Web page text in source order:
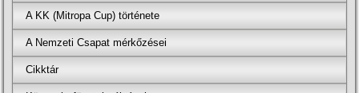
A KK (Mitropa Cup) története
A Nemzeti Csapat mérkőzései
Cikktár